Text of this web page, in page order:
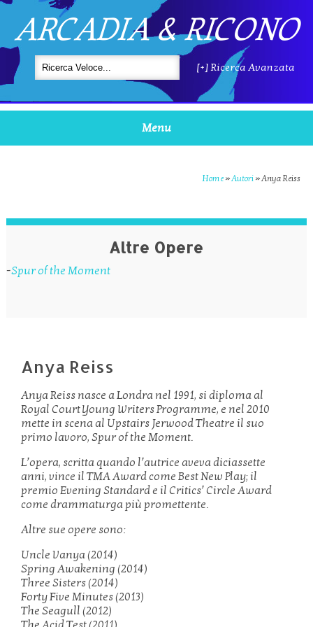
ARCADIA & RICONO
[+] Ricerca Avanzata
Menu
Home »Autori »Anya Reiss
Altre Opere
-Spur of the Moment
Anya Reiss
Anya Reiss nasce a Londra nel 1991, si diploma al
Royal Court Young Writers Programme, e nel 2010
mette in scena al Upstairs Jerwood Theatre il suo
primo lavoro, Spur of the Moment.
L’opera, scritta quando l’autrice aveva diciassette
anni, vince il TMA Award come Best New Play; il
premio Evening Standard e il Critics’ Circle Award
come drammaturga più promettente.
Altre sue opere sono:
Uncle Vanya (2014)
Spring Awakening (2014)
Three Sisters (2014)
Forty Five Minutes (2013)
The Seagull (2012)